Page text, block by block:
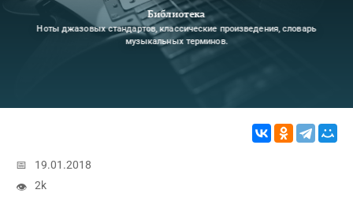
Библиотека
Ноты джазовых стандартов, классические произведения, словарь
музыкальных терминов.
📅
19.01.2018
👁
2k